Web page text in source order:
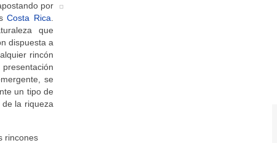
por
Costa Rica
que
dispuesta a
rincón
se
un tipo de
la riqueza
rincones